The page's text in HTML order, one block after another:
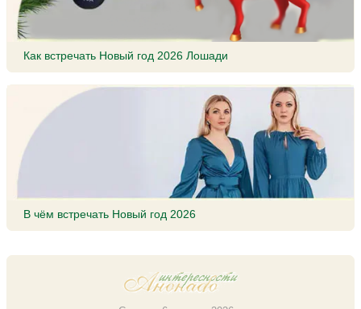
Как встречать Новый год 2026 Лошади
В чём встречать Новый год 2026